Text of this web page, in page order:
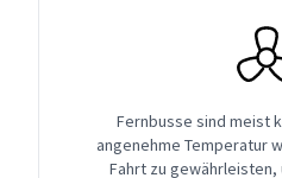
Fernbusse sind meist
angenehme Temperatur
Fahrt zu gewährleisten,